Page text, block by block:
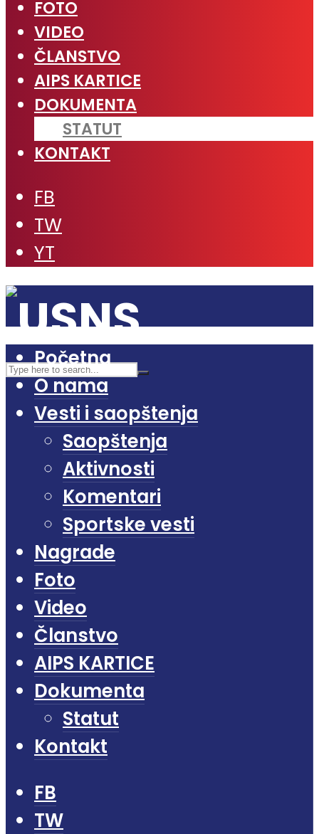
FOTO
VIDEO
ČLANSTVO
AIPS KARTICE
DOKUMENTA
STATUT
KONTAKT
FB
TW
YT
Početna
O nama
Vesti i saopštenja
Saopštenja
Aktivnosti
Komentari
Sportske vesti
Nagrade
Foto
Video
Članstvo
AIPS KARTICE
Dokumenta
Statut
Kontakt
FB
TW